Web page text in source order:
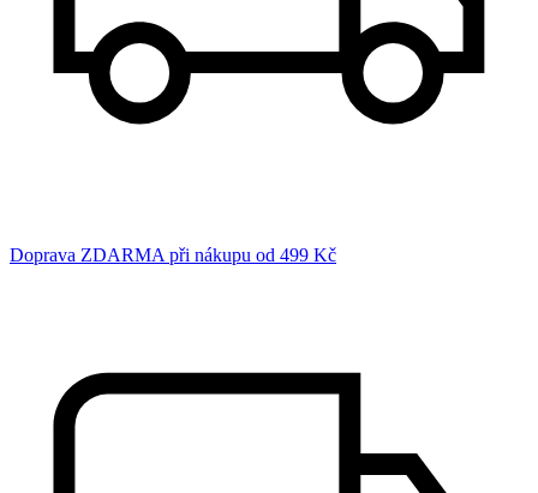
Doprava ZDARMA při nákupu od 499 Kč